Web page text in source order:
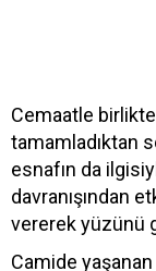
Cemaatle birlikte
tamamladıktan
esnafın da
davranışından
vererek yüzünü
Camide